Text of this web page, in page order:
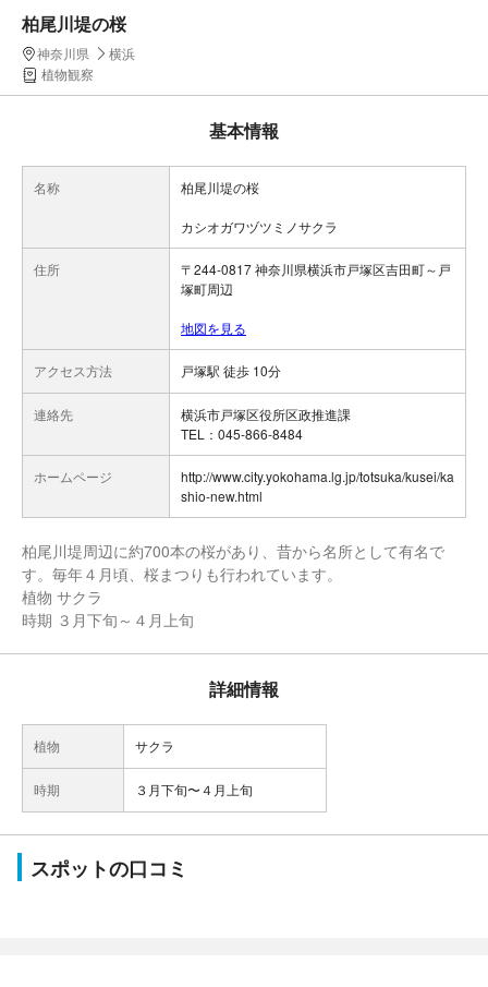
柏尾川堤の桜
神奈川県
横浜
植物観察
基本情報
名称 柏尾川堤の桜
カシオガワヅツミノサクラ
住所
〒244-0817 神奈川県横浜市戸塚区吉田町～戸
塚町周辺
地図を見る
アクセス方法 戸塚駅 徒歩 10分
連絡先
横浜市戸塚区役所区政推進課
TEL：045-866-8484
ホームページ
http://www.city.yokohama.lg.jp/totsuka/kusei/ka
shio-new.html
柏尾川堤周辺に約700本の桜があり、昔から名所として有名で
す。毎年４月頃、桜まつりも行われています。
植物 サクラ
時期 ３月下旬～４月上旬
詳細情報
植物 サクラ
時期 ３月下旬〜４月上旬
スポットの口コミ